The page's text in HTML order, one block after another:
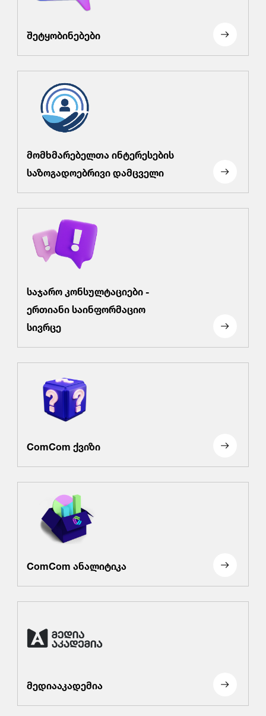
შეტყობინებები
მომხმარებელთა ინტერესების
საზოგადოებრივი დამცველი
საჯარო კონსულტაციები -
ერთიანი საინფორმაციო
სივრცე
ComCom ქვიზი
ComCom ანალიტიკა
მედიააკადემია